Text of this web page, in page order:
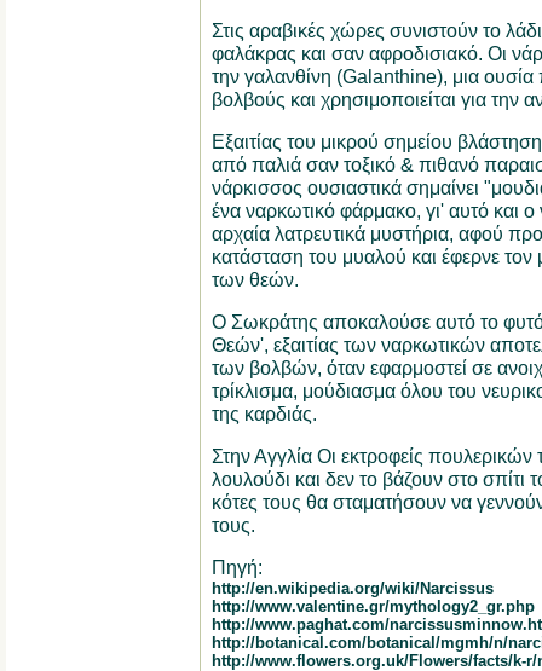
Στις αραβικές χώρες συνιστούν το
φαλάκρας και σαν αφροδισιακό. Οι
την γαλανθίνη (Galanthine), μια ουσία
βολβούς και χρησιμοποιείται για την
Εξαιτίας του μικρού σημείου
από παλιά σαν τοξικό & πιθανό
νάρκισσος ουσιαστικά σημαίνει
ένα ναρκωτικό φάρμακο, γι' αυτό και ο
αρχαία λατρευτικά μυστήρια, αφού
κατάσταση του μυαλού και έφερνε τον
των θεών.
Ο Σωκράτης αποκαλούσε αυτό το
Θεών', εξαιτίας των ναρκωτικών
των βολβών, όταν εφαρμοστεί σε
τρίκλισμα, μούδιασμα όλου του
της καρδιάς.
Στην Αγγλία Οι εκτροφείς
λουλούδι και δεν το βάζουν στο σπίτι
κότες τους θα σταματήσουν να
τους.
Πηγή:
http://en.wikipedia.org/wiki/Narcissus
http://www.valentine.gr/mythology2_gr.php
http://www.paghat.com/
http://botanical.com/botanical/mgmh/n/
http://www.flowers.org.uk/Flowers/facts/k-